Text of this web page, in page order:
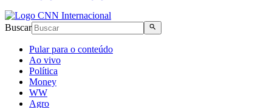
Buscar
Pular para o conteúdo
Ao vivo
Política
Money
WW
Agro